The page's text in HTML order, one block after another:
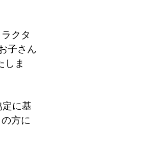
クタ
子さん
しま
に基
方に